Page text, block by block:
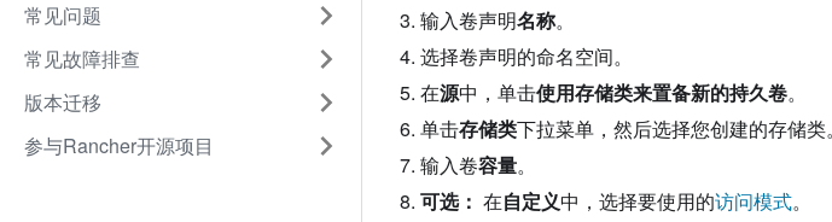
常见问题
常见故障排查
版本迁移
参与Rancher开源项目
输入卷声明名称。
选择卷声明的命名空间。
在源中，单击使用存储类来置备新的持久卷。
单击存储类下拉菜单，然后选择您创建的存储类。
输入卷容量。
可选： 在自定义中，选择要使用的访问模式。